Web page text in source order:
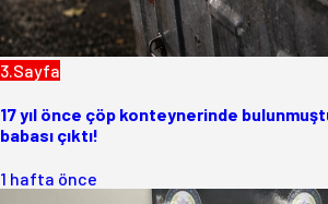
3.Sayfa
17 yıl önce çöp konteynerinde
babası çıktı!
1 hafta önce